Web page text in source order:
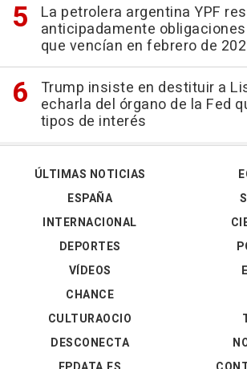
La petrolera argentina YPF
anticipadamente
que vencían en febrero de
Trump insiste en destituir a
echarla del órgano de la Fed
tipos de interés
ÚLTIMAS NOTICIAS
ESPAÑA
INTERNACIONAL
DEPORTES
VÍDEOS
CHANCE
CULTURAOCIO
DESCONECTA